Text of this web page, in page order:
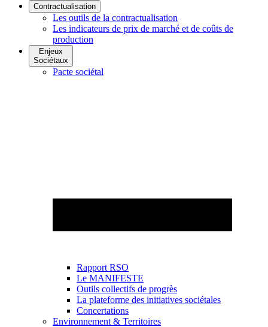
Contractualisation
Les outils de la contractualisation
Les indicateurs de prix de marché et de coûts de
production
Enjeux
Sociétaux
Pacte sociétal
Rapport RSO
Le MANIFESTE
Outils collectifs de progrès
La plateforme des initiatives sociétales
Concertations
Environnement & Territoires